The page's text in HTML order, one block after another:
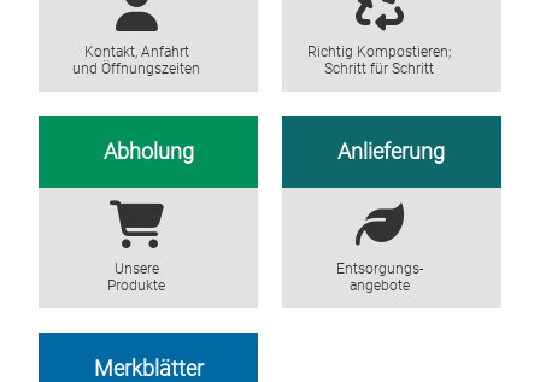
Kontakt, Anfahrt
und Öffnungszeiten
Richtig Kompostieren;
Schritt für Schritt
Abholung
Unsere
Produkte
Anlieferung
Entsorgungs-
angebote
Merkblätter